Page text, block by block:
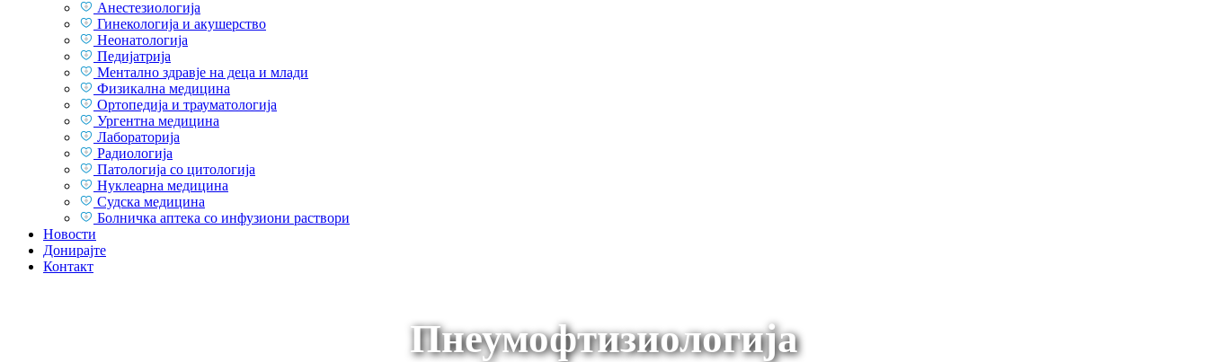
Анестезиологија
Гинекологија и акушерство
Неонатологија
Педијатрија
Ментално здравје на деца и млади
Физикална медицина
Ортопедија и трауматологија
Ургентна медицина
Лабораторија
Радиологија
Патологија со цитологија
Нуклеарна медицина
Судска медицина
Болничка аптека со инфузиони раствори
Новости
Донирајте
Контакт
Пнеумофтизиологија